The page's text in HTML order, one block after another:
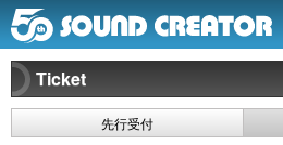
Ticket
先行受付